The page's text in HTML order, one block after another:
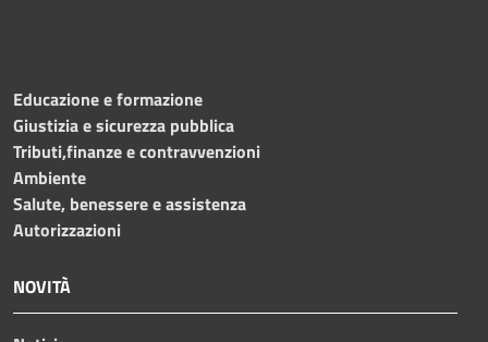
Educazione e formazione
Giustizia e sicurezza pubblica
Tributi,finanze e contravvenzioni
Ambiente
Salute, benessere e assistenza
Autorizzazioni
NOVITÀ